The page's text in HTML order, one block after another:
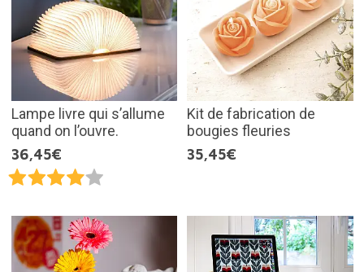
Lampe livre qui s’allume
quand on l’ouvre.
36,45€
Kit de fabrication de
bougies fleuries
35,45€